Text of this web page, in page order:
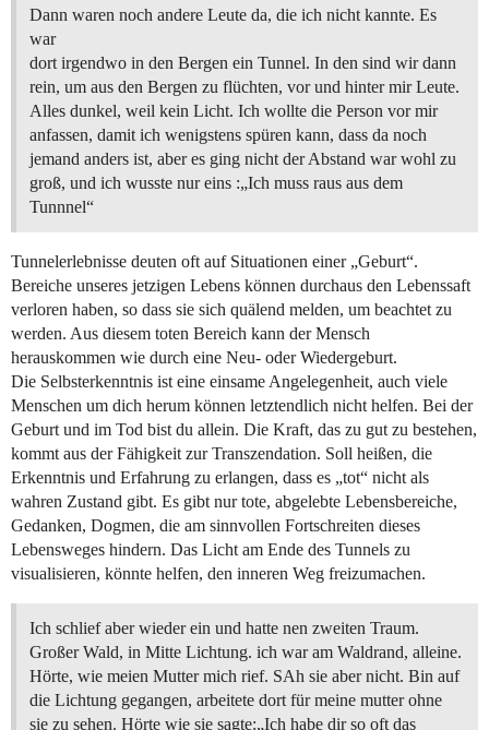
Dann waren noch andere Leute da, die ich nicht kannte. Es
war
dort irgendwo in den Bergen ein Tunnel. In den sind wir dann
rein, um aus den Bergen zu flüchten, vor und hinter mir Leute.
Alles dunkel, weil kein Licht. Ich wollte die Person vor mir
anfassen, damit ich wenigstens spüren kann, dass da noch
jemand anders ist, aber es ging nicht der Abstand war wohl zu
groß, und ich wusste nur eins :„Ich muss raus aus dem
Tunnnel“
Tunnelerlebnisse deuten oft auf Situationen einer „Geburt“.
Bereiche unseres jetzigen Lebens können durchaus den Lebenssaft
verloren haben, so dass sie sich quälend melden, um beachtet zu
werden. Aus diesem toten Bereich kann der Mensch
herauskommen wie durch eine Neu- oder Wiedergeburt.
Die Selbsterkenntnis ist eine einsame Angelegenheit, auch viele
Menschen um dich herum können letztendlich nicht helfen. Bei der
Geburt und im Tod bist du allein. Die Kraft, das zu gut zu bestehen,
kommt aus der Fähigkeit zur Transzendation. Soll heißen, die
Erkenntnis und Erfahrung zu erlangen, dass es „tot“ nicht als
wahren Zustand gibt. Es gibt nur tote, abgelebte Lebensbereiche,
Gedanken, Dogmen, die am sinnvollen Fortschreiten dieses
Lebensweges hindern. Das Licht am Ende des Tunnels zu
visualisieren, könnte helfen, den inneren Weg freizumachen.
Ich schlief aber wieder ein und hatte nen zweiten Traum.
Großer Wald, in Mitte Lichtung. ich war am Waldrand, alleine.
Hörte, wie meien Mutter mich rief. SAh sie aber nicht. Bin auf
die Lichtung gegangen, arbeitete dort für meine mutter ohne
sie zu sehen. Hörte wie sie sagte:„Ich habe dir so oft das